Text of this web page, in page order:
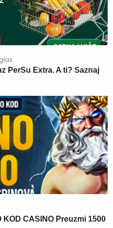
PerSu Extra. A ti? Saznaj
KOD CASINO Preuzmi 1500